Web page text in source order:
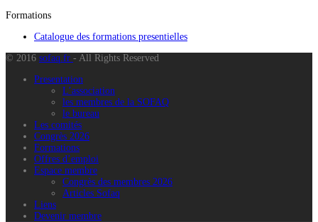
Formations
Catalogue des formations presentielles
© 2016 sofaq.fr - All Rights Reserved
Presentation
L’association
les membres de la SOFAQ
le bureau
Les comités
Congrès 2026
Formations
Offres d’emploi
Espace membre
Congrès des membres 2026
Articles Sofaq
Liens
Devenir membre